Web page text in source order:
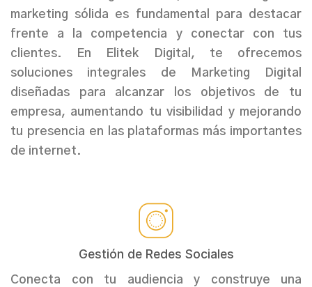
marketing sólida es fundamental para destacar
frente a la competencia y conectar con tus
clientes. En
Elitek Digital , te ofrecemos
soluciones integrales de
Marketing Digital
diseñadas para alcanzar los objetivos de tu
empresa, aumentando tu visibilidad y mejorando
tu presencia en las plataformas más importantes
de internet.
Gestión de Redes Sociales
Conecta con tu audiencia y construye una